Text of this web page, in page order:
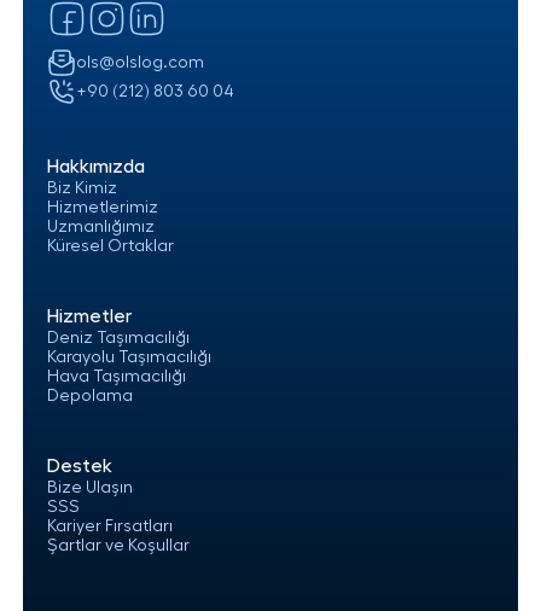
ols@olslog.com
+90 (212) 803 60 04
Hakkımızda
Biz Kimiz
Hizmetlerimiz
Uzmanlığımız
Küresel Ortaklar
Hizmetler
Deniz Taşımacılığı
Karayolu Taşımacılığı
Hava Taşımacılığı
Depolama
Destek
Bize Ulaşın
SSS
Kariyer Fırsatları
Şartlar ve Koşullar